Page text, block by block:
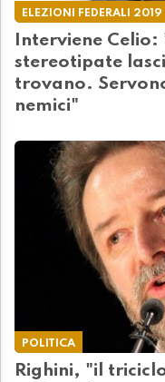
ELEZIONI FEDERALI 2019
Interviene Celio:
stereotipate
trovano.
nemici"
POLITICA
Righini, "il